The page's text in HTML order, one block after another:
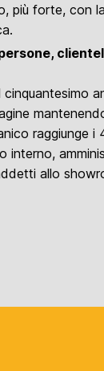
più forte, con
cinquantesimo
raggiunge
interno,
allo